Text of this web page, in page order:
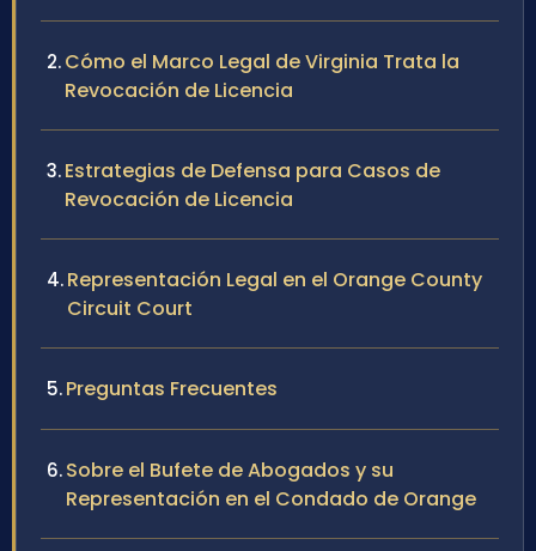
Cómo el Marco Legal de Virginia Trata la
Revocación de Licencia
Estrategias de Defensa para Casos de
Revocación de Licencia
Representación Legal en el Orange County
Circuit Court
Preguntas Frecuentes
Sobre el Bufete de Abogados y su
Representación en el Condado de Orange